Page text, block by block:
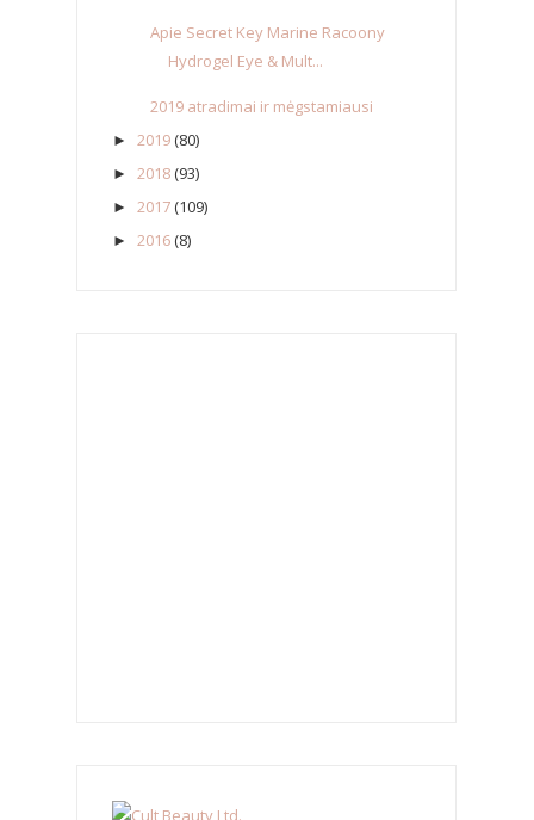
Apie Secret Key Marine Racoony
Hydrogel Eye & Mult...
2019 atradimai ir mėgstamiausi
► 2019 (80)
► 2018 (93)
► 2017 (109)
► 2016 (8)